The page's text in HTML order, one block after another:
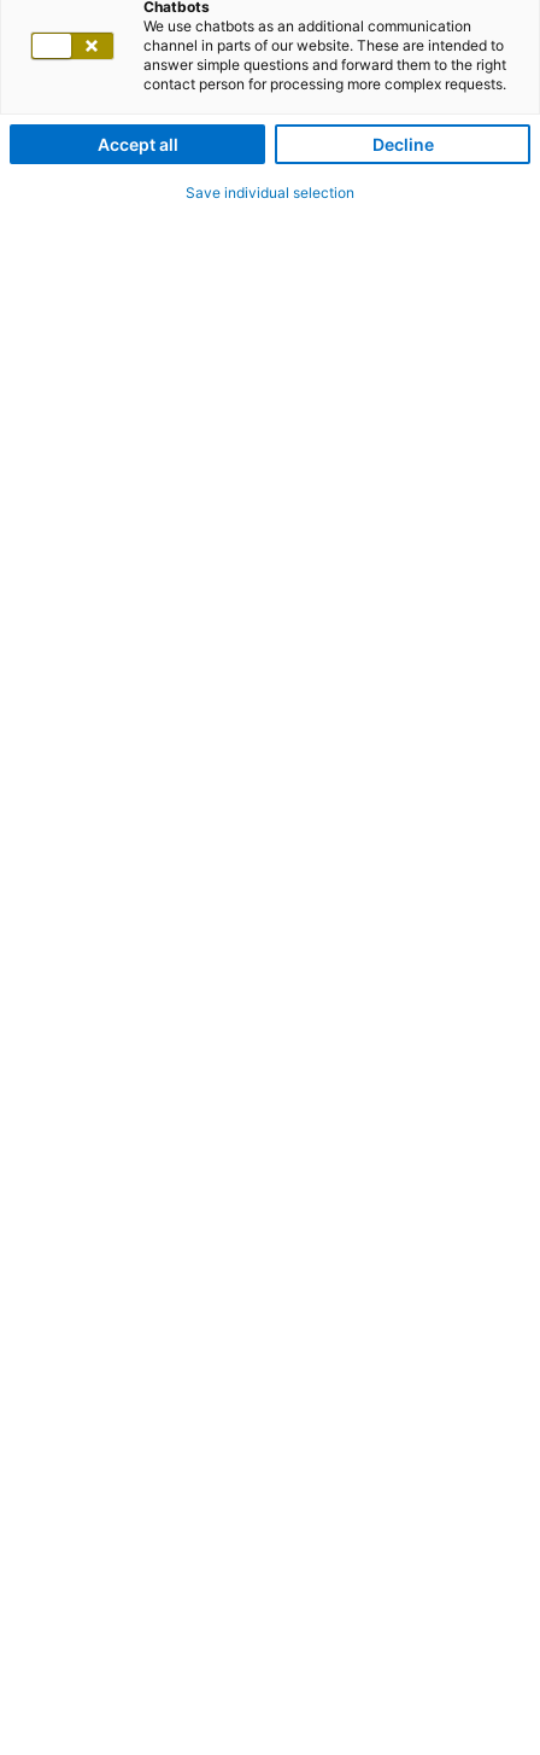
Chatbots
We use chatbots as an additional communication
channel in parts of our website. These are intended to
answer simple questions and forward them to the right
contact person for processing more complex requests.
Accept all Decline
Save individual selection